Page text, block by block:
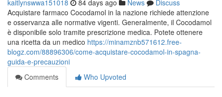
kaitlynswwa151018 84 days ago News
Discuss
Acquistare farmaco Cocodamol in la nazione richiede attenzione
e osservanza alle normative vigenti. Generalmente, il Cocodamol
è disponibile solo tramite prescrizione medica. Potete ottenere
una ricetta da un medico https://minamznb571612.free-
blogz.com/88896306/come-acquistare-cocodamol-in-spagna-
guida-e-precauzioni
Comments
Who Upvoted